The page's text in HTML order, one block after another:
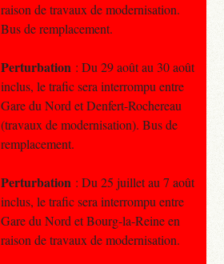
raison de travaux de modernisation.
Bus de remplacement.
Perturbation : Du 29 août au 30 août
inclus, le trafic sera interrompu entre
Gare du Nord et Denfert-Rochereau
(travaux de modernisation). Bus de
remplacement.
Perturbation : Du 25 juillet au 7 août
inclus, le trafic sera interrompu entre
Gare du Nord et Bourg-la-Reine en
raison de travaux de modernisation.